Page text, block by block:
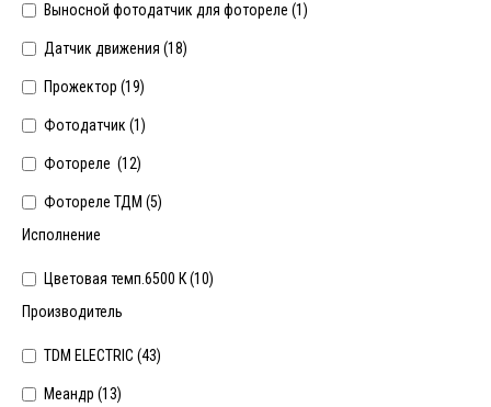
Выносной фотодатчик для фотореле (1)
Датчик движения (18)
Прожектор (19)
Фотодатчик (1)
Фотореле (12)
Фотореле ТДМ (5)
Исполнение
Цветовая темп.6500 К (10)
Производитель
TDM ELECTRIC (43)
Меандр (13)